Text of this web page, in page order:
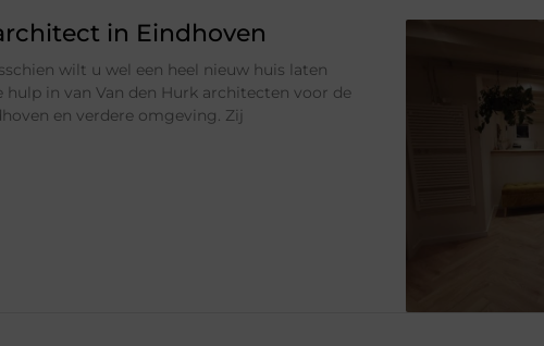
in Eindhoven
wilt u wel een heel nieuw huis laten
in van Van den Hurk architecten voor de
en verdere omgeving. Zij